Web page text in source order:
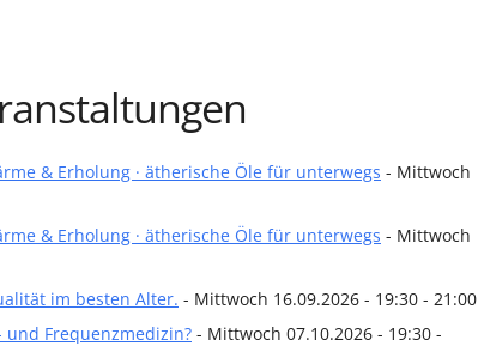
& Erholung · ätherische Öle für unterwegs - Mittwoch
& Erholung · ätherische Öle für unterwegs - Mittwoch
im besten Alter. - Mittwoch 16.09.2026 - 19:30 - 21:00
Frequenzmedizin? - Mittwoch 07.10.2026 - 19:30 -